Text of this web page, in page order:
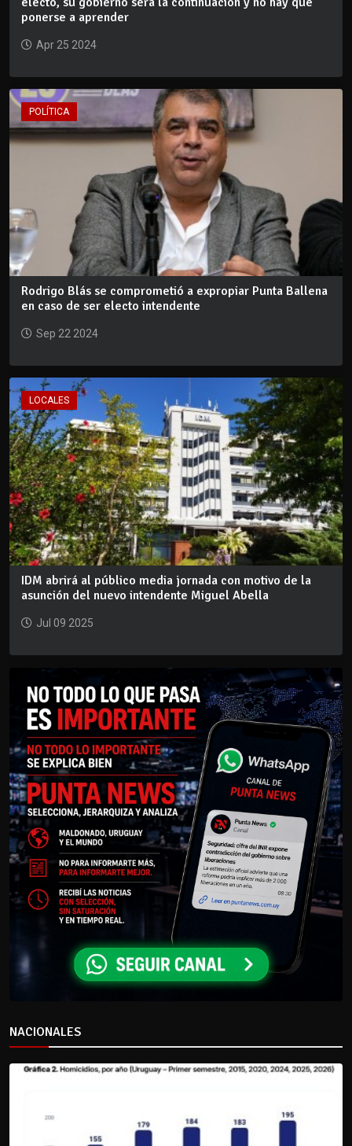
ponerse a aprender
Apr 25 2024
POLÍTICA
Rodrigo Blás se comprometió a expropiar Punta Ballena
en caso de ser electo intendente
Sep 22 2024
LOCALES
IDM abrirá al público media jornada con motivo de la
asunción del nuevo intendente Miguel Abella
Jul 09 2025
NACIONALES